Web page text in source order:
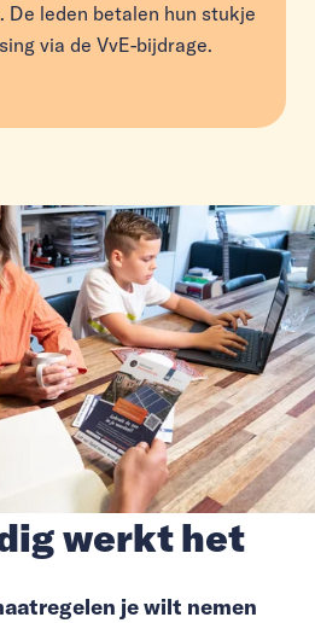
De leden betalen hun stukje
via de VvE-bijdrage.
werkt het
je wilt nemen